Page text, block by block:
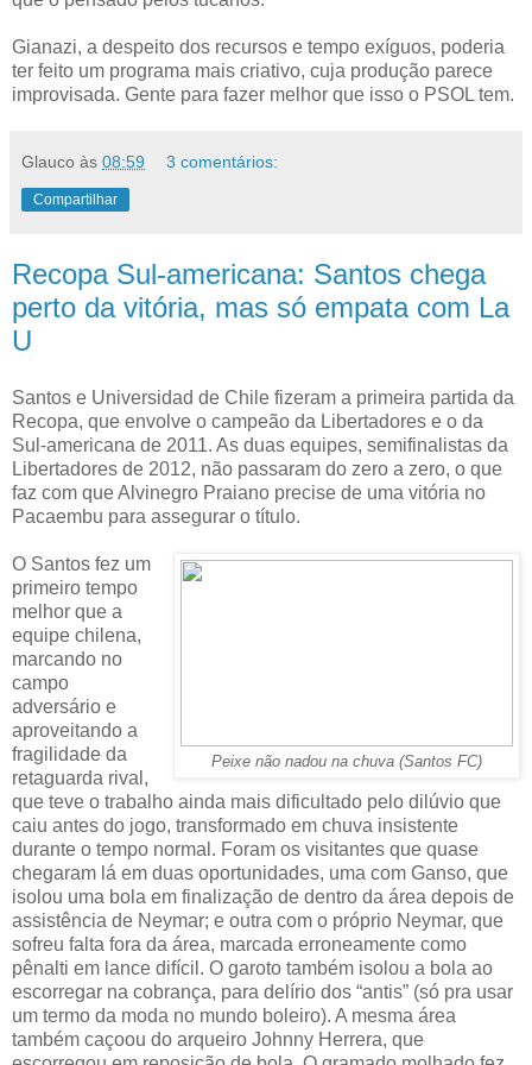
Gianazi, a despeito dos recursos e tempo exíguos, poderia
ter feito um programa mais criativo, cuja produção parece
improvisada. Gente para fazer melhor que isso o PSOL tem.
Glauco às 08:59 3 comentários:
Compartilhar
Recopa Sul-americana: Santos chega
perto da vitória, mas só empata com La
U
Santos e Universidad de Chile fizeram a primeira partida da
Recopa, que envolve o campeão da Libertadores e o da
Sul-americana de 2011. As duas equipes, semifinalistas da
Libertadores de 2012, não passaram do zero a zero, o que
faz com que Alvinegro Praiano precise de uma vitória no
Pacaembu para assegurar o título.
Peixe não nadou na chuva (Santos FC)
O Santos fez um
primeiro tempo
melhor que a
equipe chilena,
marcando no
campo
adversário e
aproveitando a
fragilidade da
retaguarda rival,
que teve o trabalho ainda mais dificultado pelo dilúvio que
caiu antes do jogo, transformado em chuva insistente
durante o tempo normal. Foram os visitantes que quase
chegaram lá em duas oportunidades, uma com Ganso, que
isolou uma bola em finalização de dentro da área depois de
assistência de Neymar; e outra com o próprio Neymar, que
sofreu falta fora da área, marcada erroneamente como
pênalti em lance difícil. O garoto também isolou a bola ao
escorregar na cobrança, para delírio dos “antis” (só pra usar
um termo da moda no mundo boleiro). A mesma área
também caçoou do arqueiro Johnny Herrera, que